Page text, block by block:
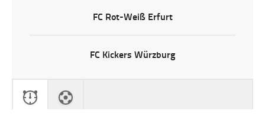
FC Rot-Weiß Erfurt
FC Kickers Würzburg